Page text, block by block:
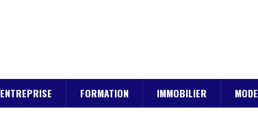
ENTREPRISE FORMATION IMMOBILIER MODE